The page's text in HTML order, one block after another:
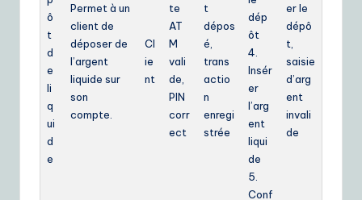
ô
t
d
e
li
q
ui
d
e
Permet à un
client de
déposer de
l’argent
liquide sur
son
compte.
Cl
ie
nt
te
AT
M
vali
de,
PIN
corr
ect
t
dépos
é,
trans
actio
n
enregi
strée
dép
ôt
4.
Insér
er
l’arg
ent
liqui
de
5.
Conf
er le
dépô
t,
saisie
d’arg
ent
invali
de